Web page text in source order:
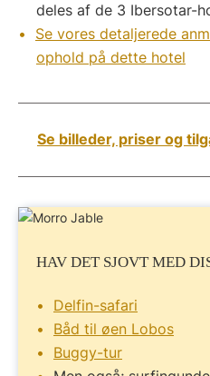
deles af de 3 Ibersotar-
Se vores detaljerede
ophold på dette hotel
Se billeder, priser og
HAV DET SJOVT MED
Delfin-safari
Båd til øen Lobos
Buggy-tur